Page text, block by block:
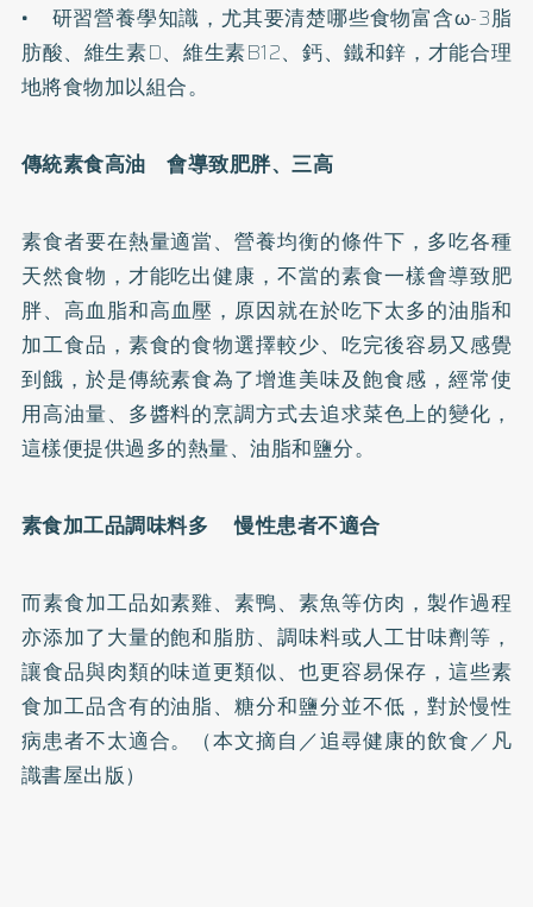
• 研習營養學知識，尤其要清楚哪些食物富含ω-3脂
肪酸、維生素D、維生素B12、鈣、鐵和鋅，才能合理
地將食物加以組合。
傳統素食高油 會導致肥胖、三高
素食者要在熱量適當、營養均衡的條件下，多吃各種
天然食物，才能吃出健康，不當的素食一樣會導致肥
胖、 高血脂和高血壓 ，原因就在於吃下太多的油脂和
加工食品，素食的食物選擇較少、吃完後容易又感覺
到餓，於是傳統素食為了增進美味及飽食感，經常使
用高油量、多醬料的烹調方式去追求菜色上的變化，
這樣便提供過多的熱量、油脂和鹽分。
素食加工品調味料多 慢性患者不適合
而素食加工品如素雞、素鴨、素魚等仿肉，製作過程
亦添加了大量的飽和脂肪、調味料或人工甘味劑等，
讓食品與肉類的味道更類似、也更容易保存，這些素
食加工品含有的油脂、糖分和鹽分並不低，對於慢性
病患者不太適合。（本文摘自／追尋健康的飲食／凡
識書屋出版）